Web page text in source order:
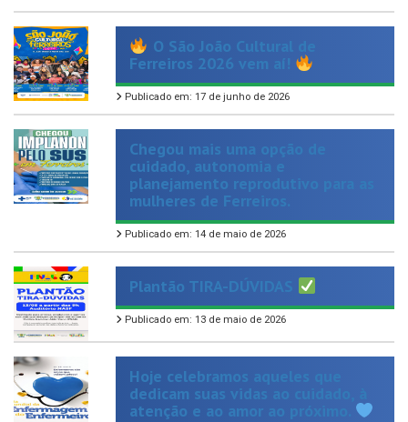
O São João Cultural de
Ferreiros 2026 vem aí!
Publicado em: 17 de junho de 2026
Chegou mais uma opção de
cuidado, autonomia e
planejamento reprodutivo para as
mulheres de Ferreiros.
Publicado em: 14 de maio de 2026
Plantão TIRA-DÚVIDAS
Publicado em: 13 de maio de 2026
Hoje celebramos aqueles que
dedicam suas vidas ao cuidado, à
atenção e ao amor ao próximo.
Publicado em: 13 de maio de 2026